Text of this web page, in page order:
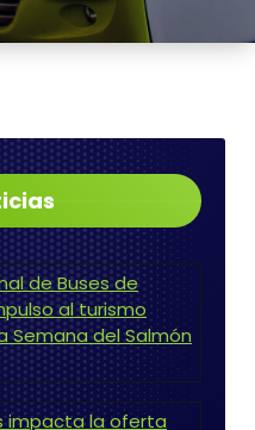
de Buses de
al turismo
Semana del Salmón
impacta la oferta